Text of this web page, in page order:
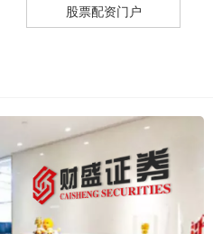
股票配资门户